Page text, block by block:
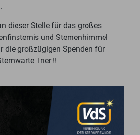
dieser Stelle für das großes
und Sternenhimmel
die großzügigen Spenden für
Trier!!!